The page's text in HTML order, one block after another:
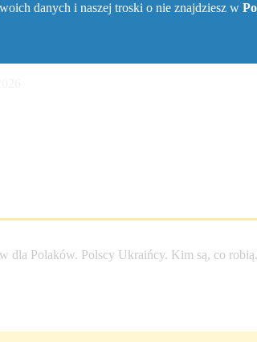
danych i naszej troski o nie znajdziesz w
dla Polaków. Polscy Ukraińcy. Kim są, co